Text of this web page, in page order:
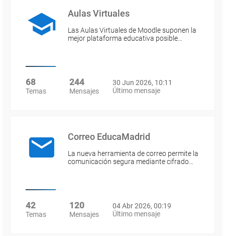
Aulas Virtuales
Las Aulas Virtuales de Moodle suponen la
mejor plataforma educativa posible…
68
Temas
244
Mensajes
30 Jun 2026, 10:11
Último mensaje
Correo EducaMadrid
La nueva herramienta de correo permite la
comunicación segura mediante cifrado…
42
Temas
120
Mensajes
04 Abr 2026, 00:19
Último mensaje